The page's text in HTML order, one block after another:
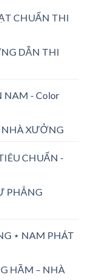
CHUẨN THI
DẪN THI
NAM - Color
NHÀ XƯỞNG
CHUẨN -
PHẲNG
⋆ NAM PHÁT
HẦM – NHÀ